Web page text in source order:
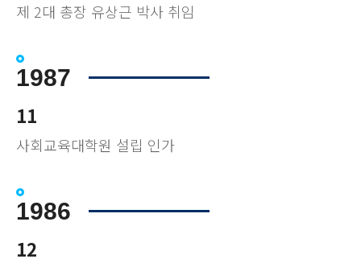
제 2대 총장 유상근 박사 취임
1987
11
사회교육대학원 설립 인가
1986
12